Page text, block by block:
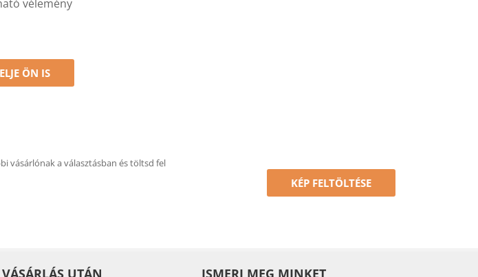
vélemény
ÖN IS
vásárlónak a választásban és töltsd fel
KÉP FELTÖLTÉSE
VÁSÁRLÁS UTÁN ISMERJ MEG MINKET